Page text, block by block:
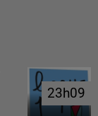
23h09
23h09